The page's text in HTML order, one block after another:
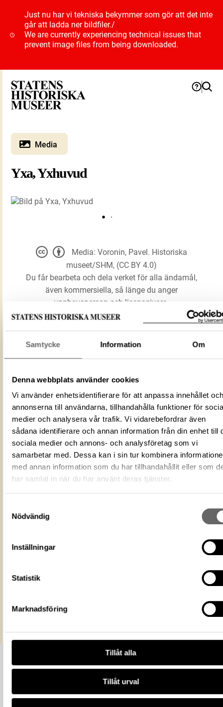
Samtycke Information Om
Denna webbplats använder cookies
Vi använder enhetsidentifierare för att anpassa innehållet och
annonserna till användarna, tillhandahålla funktioner för
medier och analysera vår trafik. Vi vidarebefordrar även
sådana identifierare och annan information från din enhet till
sociala medier och annons- och analysföretag som vi
samarbetar med. Dessa kan i sin tur kombinera
med annan information som du har tillhandahållit eller som
har samlat in när du har använt deras tjänster.
Nödvändig
Inställningar
Statistik
Marknadsföring
Tillåt alla
Tillåt urval
Just nu har vi tekniska bekymmer som gör att det inte
går att ladda ner bildfiler./
We are currently experiencing technical issues that
prevent image files from being downloaded.
Media
Yxa, Yxhuvud
Yxa
Yxhuvud
Föremålsnummer 450222_HST
ID‑nummer
37C7BE26-53AC-4AD8-9377-
AA6DC6FC54D4
Fotograf
Voronin, Pavel
ändamål, även kommersiella, så
Museum
URI
53AC-4AD8-9377-AA6DC6FC54D4
All textinformation (metadata) på denna sida är fri att använda
Mer information om licenser hos Statens historiska museer.
Media: Voronin, Pavel. Historiska
museet/SHM, (CC BY 4.0)
Du får bearbeta och dela verket för alla ändamål,
även kommersiella, så länge du anger
upphovsperson och licensgivare.